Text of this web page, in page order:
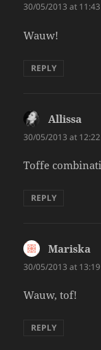
30/05/2013 at 11:43
Wauw!
REPLY
Allissa
30/05/2013 at 12:22
Toffe
REPLY
Mariska
30/05/2013 at 13:19
Wauw, tof!
REPLY